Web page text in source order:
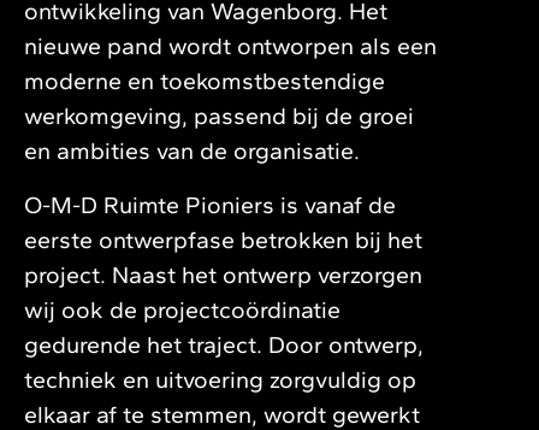
ontwikkeling van Wagenborg. Het
nieuwe pand wordt ontworpen als een
moderne en toekomstbestendige
werkomgeving, passend bij de groei
en ambities van de organisatie.
O-M-D Ruimte Pioniers is vanaf de
eerste ontwerpfase betrokken bij het
project. Naast het ontwerp verzorgen
wij ook de projectcoördinatie
gedurende het traject. Door ontwerp,
techniek en uitvoering zorgvuldig op
elkaar af te stemmen, wordt gewerkt